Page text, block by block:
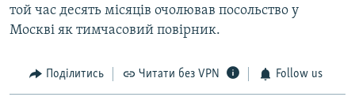
той час десять місяців очолював посольство у
Москві як тимчасовий повірник.
Поділитись Читати без VPN Follow us